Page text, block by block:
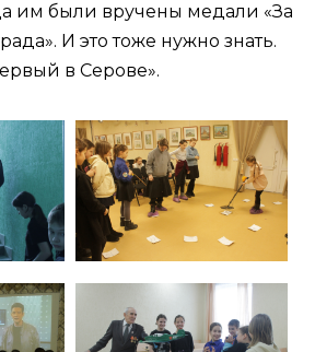
им были вручены медали «За
И это тоже нужно знать.
в Серове».